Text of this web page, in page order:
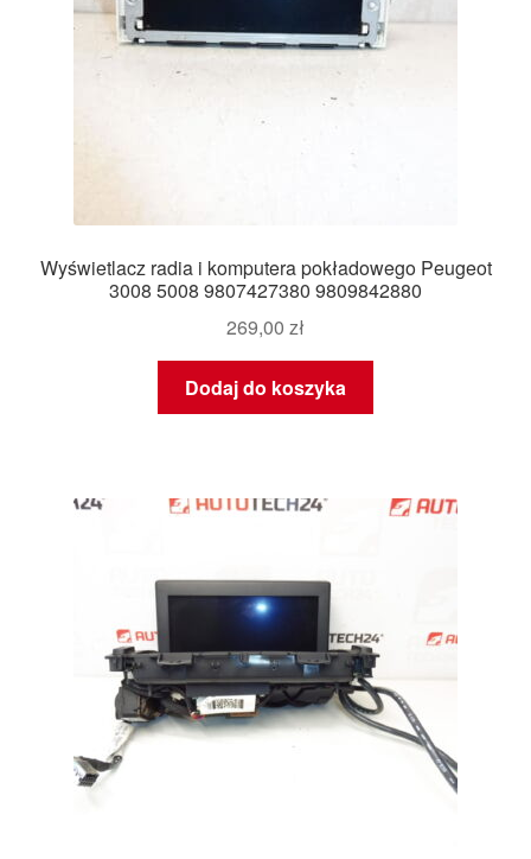
Wyświetlacz radia i komputera pokładowego Peugeot
3008 5008 9807427380 9809842880
269,00 zł
Dodaj do koszyka